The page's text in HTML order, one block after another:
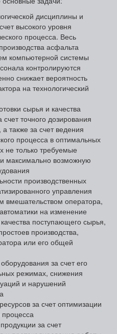
дисциплины и
высокого уровня
процесса. Весь
асфальта
компьютерной системы
контролируются
снижает вероятность
на технологический
сырья и качества
точного дозирования
также за счет ведения
процесса в оптимальных
только требуемые
максимально возможную
производственных
управления
оператора,
на изменение
поступающего сырья,
производства,
или его общей
за счет его
режимах, снижения
и нарушений
за счет оптимизации
процесса
за счет